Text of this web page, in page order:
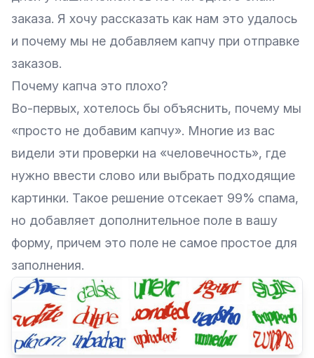
заказа. Я хочу рассказать как нам это удалось
и почему мы не добавляем капчу при отправке
заказов.
Почему капча это плохо?
Во-первых, хотелось бы объяснить, почему мы
«просто не добавим капчу». Многие из вас
видели эти проверки на «человечность», где
нужно ввести слово или выбрать подходящие
картинки. Такое решение отсекает 99% спама,
но добавляет дополнительное поле в вашу
форму, причем это поле не самое простое для
заполнения.